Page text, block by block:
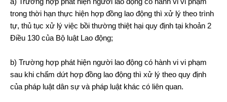
trong thời hạn thực hiện hợp đồng lao động thì xử lý theo trình
tự, thủ tục xử lý việc bồi thường thiệt hại quy định tại khoản 2
Điều 130 của Bộ luật Lao động;
b) Trường hợp phát hiện người lao động có hành vi vi phạm
sau khi chấm dứt hợp đồng lao động thì xử lý theo quy định
của pháp luật dân sự và pháp luật khác có liên quan.